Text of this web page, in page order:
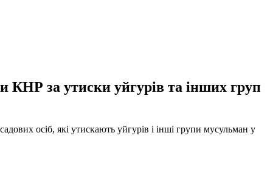
КНР за утиски уйгурів та інших груп
осіб, які утискають уйгурів і інші групи мусульман у